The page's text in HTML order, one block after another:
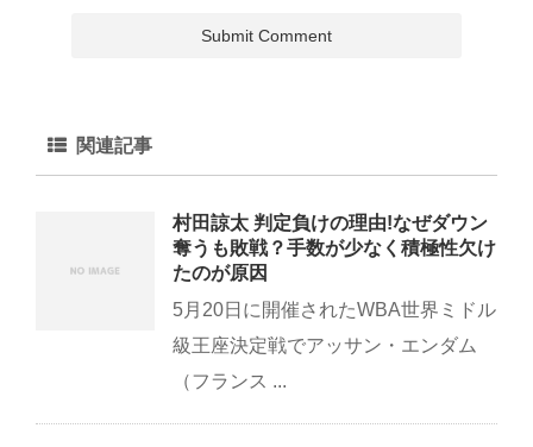
関連記事
村田諒太 判定負けの理由!なぜダウン
奪うも敗戦？手数が少なく積極性欠け
たのが原因
5月20日に開催されたWBA世界ミドル
級王座決定戦でアッサン・エンダム
（フランス ...